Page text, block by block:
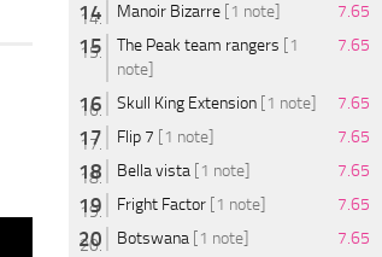
Manoir Bizarre [1 note]
7.65
The Peak team rangers [1
note]
7.65
Skull King Extension [1 note]
7.65
Flip 7 [1 note]
7.65
Bella vista [1 note]
7.65
Fright Factor [1 note]
7.65
Botswana [1 note] 7.65